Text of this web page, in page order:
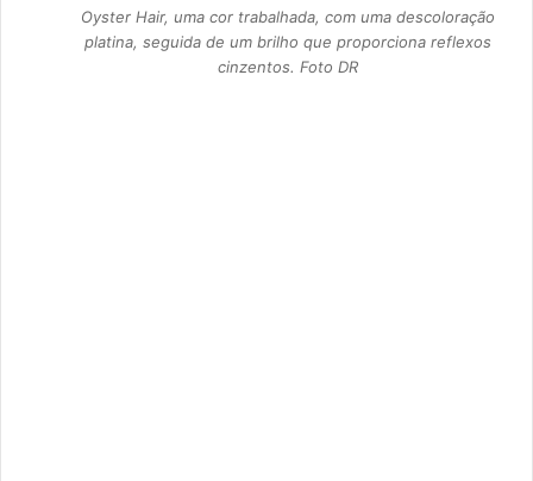
Oyster Hair, uma cor trabalhada, com uma descoloração
platina, seguida de um brilho que proporciona reflexos
cinzentos. Foto DR